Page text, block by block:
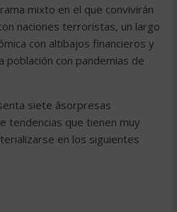
mixto en el que convivirán
naciones terroristas, un largo
con altibajos financieros y
población con pandemias de
siete âsorpresas
tendencias que tienen muy
en los siguientes